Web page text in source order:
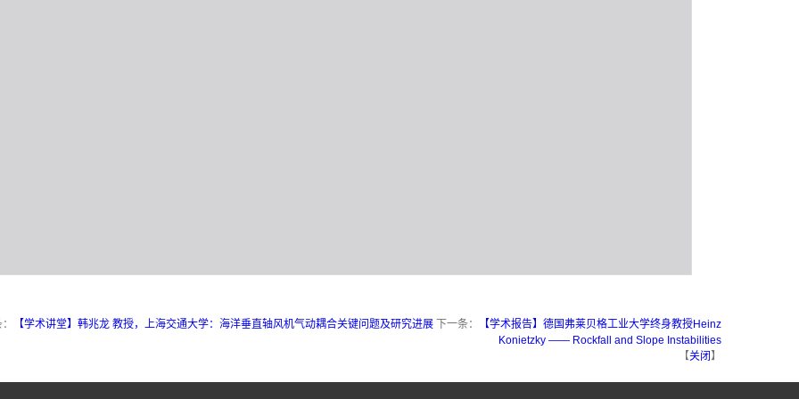
【学术讲堂】韩兆龙 教授，上海交通大学：海洋垂直轴风机气动耦合关键问题及研究进展 下一条：
【学术报告】德国弗莱贝格工业大学终身教授Heinz
Konietzky —— Rockfall and Slope Instabilities
【关闭 】